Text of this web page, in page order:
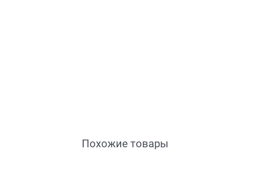
Похожие товары